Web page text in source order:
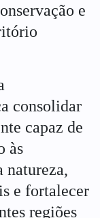
e
consolidar
capaz de
às
natureza,
e fortalecer
regiões